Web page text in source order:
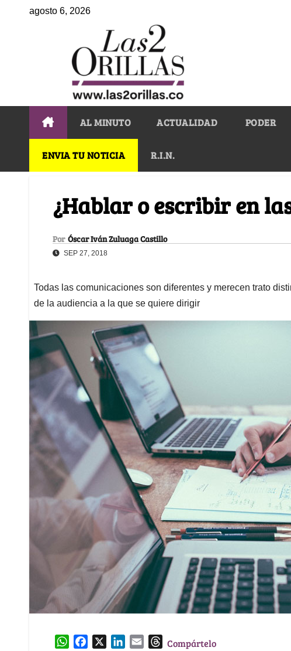
agosto 6, 2026
AL MINUTO ACTUALIDAD PODER
ENVIA TU NOTICIA R.I.N.
¿Hablar o escribir en
Por Óscar Iván Zuluaga Castillo
SEP 27, 2018
Todas las comunicaciones son diferentes y merecen trato
de la audiencia a la que se quiere dirigir
W
TCompártelo